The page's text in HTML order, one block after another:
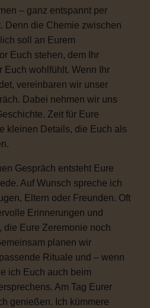
– ganz entspannt per
Denn die Chemie zwischen
soll an Eurem
Euch stehen, dem Ihr
Euch wohlfühlt. Wenn Ihr
vereinbaren wir unser
Dabei nehmen wir uns
Zeit für Eure
kleinen Details, die Euch als
Gespräch entsteht Eure
Auf Wunsch spreche ich
Eltern oder Freunden. Oft
Erinnerungen und
die Eure Zeremonie noch
planen wir
Rituale und – wenn
ich Euch auch beim
Am Tag Eurer
genießen. Ich kümmere